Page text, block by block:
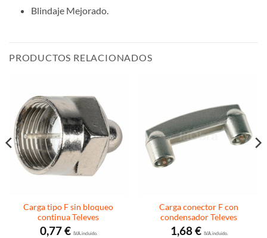
Blindaje Mejorado.
PRODUCTOS RELACIONADOS
Carga tipo F sin bloqueo
continua Televes
0,77€I.V.A. incluido.
Carga conector F con
condensador Televes
1,68€I.V.A. incluido.